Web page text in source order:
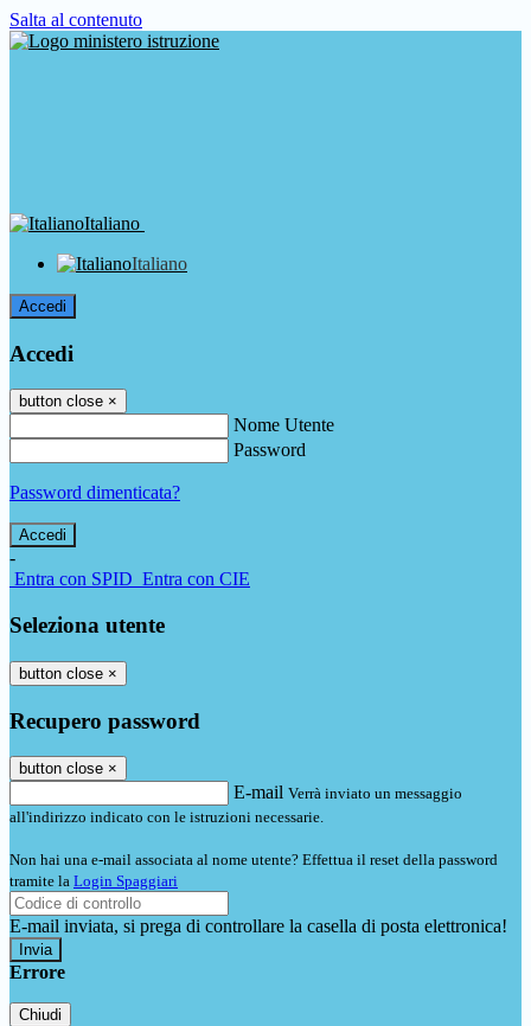
Salta al contenuto
Italiano
Italiano
Accedi
Accedi
button close ×
Nome Utente
Password
Password dimenticata?
-
Entra con SPID Entra con CIE
Seleziona utente
button close ×
Recupero password
button close ×
E-mail Verrà inviato un messaggio
all'indirizzo indicato con le istruzioni necessarie.
Non hai una e-mail associata al nome utente? Effettua il reset della password
tramite la Login Spaggiari
E-mail inviata, si prega di controllare la casella di posta elettronica!
Errore
Chiudi